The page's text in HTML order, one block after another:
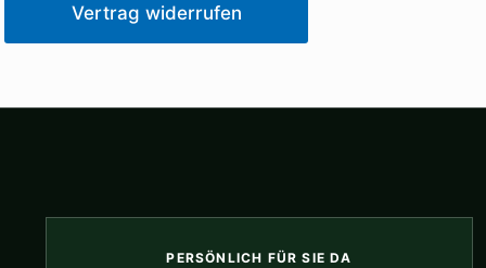
Vertrag widerrufen
PERSÖNLICH FÜR SIE DA